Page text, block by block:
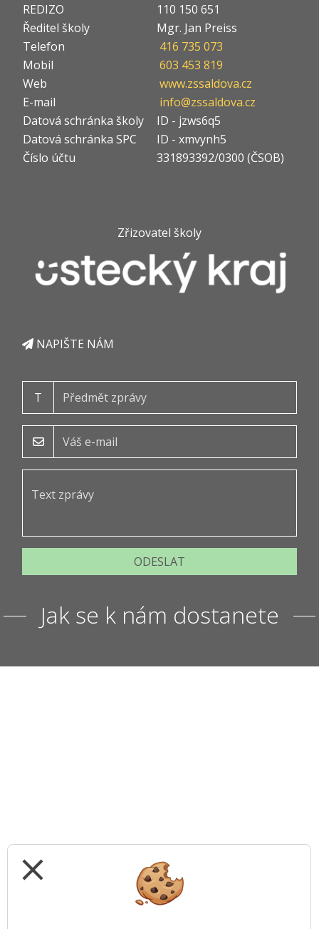
REDIZO
110 150 651
Ředitel školy
Mgr. Jan Preiss
Telefon
416 735 073
Mobil
603 453 819
Web
www.zssaldova.cz
E-mail
info@zssaldova.cz
Datová schránka školy
ID - jzws6q5
Datová schránka SPC
ID - xmvynh5
Číslo účtu
331893392/0300 (ČSOB)
Zřizovatel školy
NAPIŠTE NÁM
T
ODESLAT
Jak se k nám dostanete
close